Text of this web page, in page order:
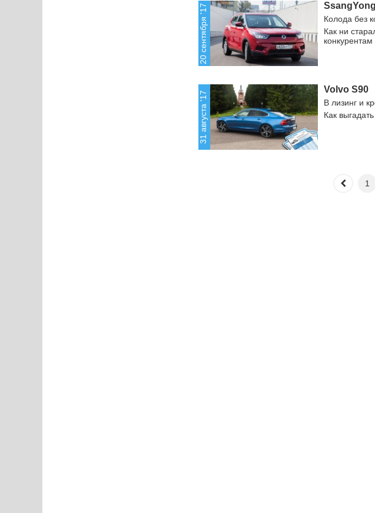
20 сентября '17
Колода без
Как ни
конкурентам
31 августа '17
Volvo S90
В лизинг и
Как
1